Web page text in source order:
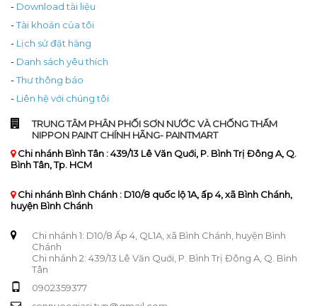
- Download tài liệu
-Tài khoản của tôi
- Lịch sử đặt hàng
- Danh sách yêu thích
-Thư thông báo
- Liên hệ với chúng tôi
TRUNG TÂM PHÂN PHỐI SƠN NƯỚC VÀ CHỐNG THẤM
NIPPON PAINT CHÍNH HÃNG- PAINTMART
Chi nhánh Bình Tân : 439/13 Lê Văn Quới, P. Bình Trị Đông A, Q.
Bình Tân, Tp. HCM
Chi nhánh Bình Chánh : D10/8 quốc lộ 1A, ấp 4, xã Bình Chánh,
huyện Bình Chánh
Chi nhánh 1: D10/8 Ấp 4, QL1A, xã Bình Chánh, huyện Bình
Chánh
Chi nhánh 2: 439/13 Lê Văn Quới, P. Bình Trị Đông A, Q. Bình
Tân
0902359377